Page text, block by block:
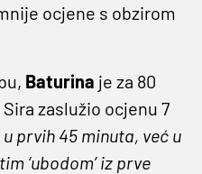
ocjene s obzirom
Baturina je za 80
zaslužio ocjenu 7
prvih 45 minuta, već u
‘ubodom’ iz prve